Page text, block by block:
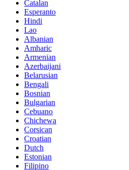
Catalan
Esperanto
Hindi
Lao
Albanian
Amharic
Armenian
Azerbaijani
Belarusian
Bengali
Bosnian
Bulgarian
Cebuano
Chichewa
Corsican
Croatian
Dutch
Estonian
Filipino